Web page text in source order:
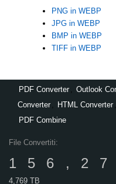
PNG in WEBP
JPG in WEBP
BMP in WEBP
TIFF in WEBP
PDF Converter Outlook
Converter
HTML Converter
PDF Combine
File Convertiti:
4,769 TB